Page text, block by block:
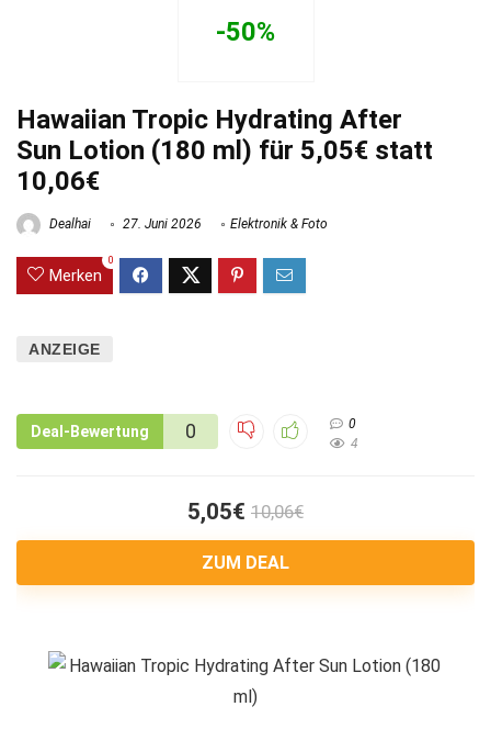
-50%
Hawaiian Tropic Hydrating After
Sun Lotion (180 ml) für 5,05€ statt
10,06€
Dealhai 27. Juni 2026 Elektronik & Foto
Merken
0
ANZEIGE
Deal-Bewertung 0
0
4
5,05€ 10,06€
ZUM DEAL